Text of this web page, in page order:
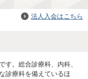
法人入会はこちら
す。総合診療科、内科、
診療科を備えているほ